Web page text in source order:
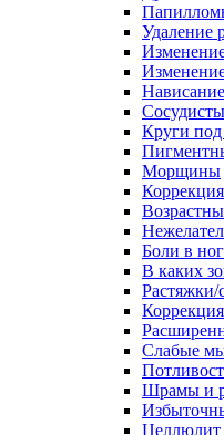
Удаление
Круги под
Морщины
Боли в
В каких
Растяжки/
Слабые
Шрамы и
Целлюлит